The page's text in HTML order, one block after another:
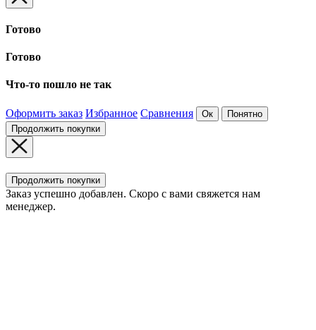
Готово
Готово
Что-то пошло не так
Оформить заказ Избранное Сравнения Ок
Понятно
Продолжить покупки
Продолжить покупки
Заказ успешно добавлен. Скоро с вами свяжется нам
менеджер.